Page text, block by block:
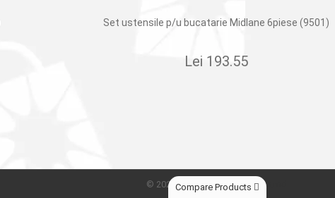
Set ustensile p/u bucatarie Midlane 6piese (9501)
Lei 193.55
© 2026Сleber.Created byDits.md
Compare Products